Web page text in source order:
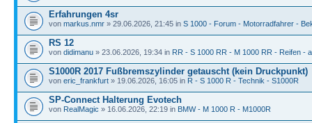
Erfahrungen 4sr
von markus.nmr » 29.06.2026, 21:45 in S 1000 - Forum - Motorradfahrer -
RS 12
von didimanu » 23.06.2026, 19:34 in RR - S 1000 RR - M 1000 RR - Reifen -
S1000R 2017 Fußbremszylinder getauscht (kein Druckpunkt)
von eric_frankfurt » 19.06.2026, 16:05 in R - S 1000 R - Technik - S1000R
SP-Connect Halterung Evotech
von RealMagic » 16.06.2026, 22:19 in BMW - M 1000 R - M1000R